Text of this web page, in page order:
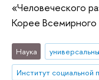
«Человеческого
Корее Всемирного
Наука
Институт социальной